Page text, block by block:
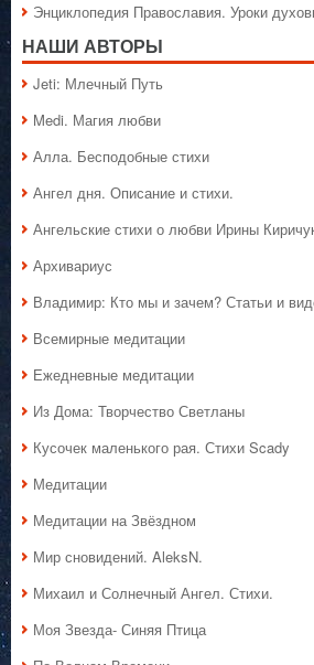
Энциклопедия Православия. Уроки
НАШИ АВТОРЫ
Jeti: Млечный Путь
Medi. Магия любви
Алла. Бесподобные стихи
Ангел дня. Описание и стихи.
Ангельские стихи о любви Ирины
Архивариус
Владимир: Кто мы и зачем? Статьи и
Всемирные медитации
Ежедневные медитации
Из Дома: Творчество Светланы
Кусочек маленького рая. Стихи Scady
Медитации
Медитации на Звёздном
Мир сновидений. AleksN.
Михаил и Солнечный Ангел. Стихи.
Моя Звезда- Синяя Птица